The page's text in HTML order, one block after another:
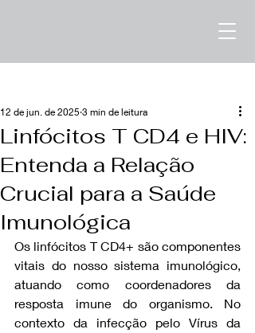
Linfócitos T CD4 e HIV:
Entenda a Relação
Crucial para a Saúde
Imunológica
12 de jun. de 2025 3 min de leitura
Os linfócitos T CD4+ são componentes
vitais do nosso sistema imunológico,
atuando como coordenadores da
resposta imune do organismo. No
contexto da infecção pelo Vírus da